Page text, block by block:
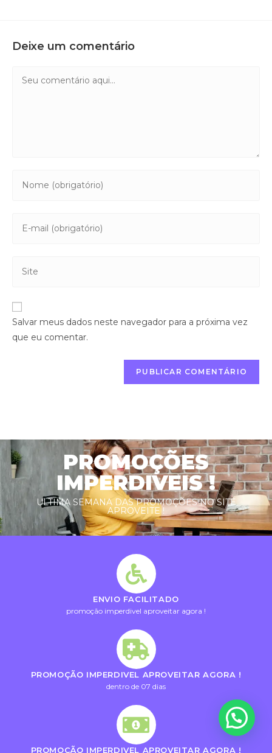
Deixe um comentário
Salvar meus dados neste navegador para a próxima vez
que eu comentar.
PROMOÇÕES
IMPERDIVEIS !
ULTIMA SEMANA DAS PROMOÇÕES NO SITE
APROVEITE !
ENVIO FACILITADO
promoção imperdivel aproveitar agora !
PROMOÇÃO IMPERDIVEL APROVEITAR AGORA !
dentro de 07 dias
PROMOÇÃO IMPERDIVEL APROVEITAR AGORA !